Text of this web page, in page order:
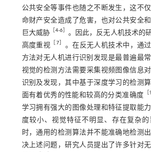
公共安全等事件也随之不断发生，这不
命财产安全造成了危害，也对公共安全
巨大威胁 ［4-6］ 。因此，反无人机技术的
高度重视 ［ 7］ 。在反无人机技术中，通
方法对无人机进行识别发现是最普遍最
视觉的检测方法需要采集视频图像信息
识别及发现，其中基于深度学习的检测
面有着优秀的性能和较高的分类准确度 ［
学习拥有强大的图像处理和特征提取能
度较小、视觉特征不明显、存在复杂
时，通用的检测算法并不能准确地检测
决上述问题，研究人员提出了许多针对